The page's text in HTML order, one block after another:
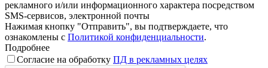
рекламного и/или информационного характера посредством
SMS-сервисов, электронной почты
Нажимая кнопку "Отправить", вы подтверждаете, что
ознакомлены с Политикой конфиденциальности.
Подробнее
Согласие на обработку ПД в рекламных целях